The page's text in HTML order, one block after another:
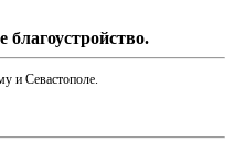
и Севастополе.